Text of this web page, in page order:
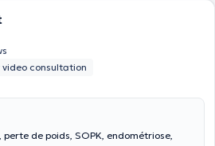
consultation
de poids, SOPK, endométriose,